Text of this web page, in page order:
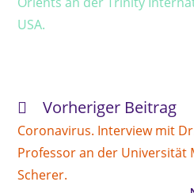
USA.
Weitere
ansehen
Vorheriger Beitrag
Coronavirus. Interview mit
Professor an der Universität
Scherer.